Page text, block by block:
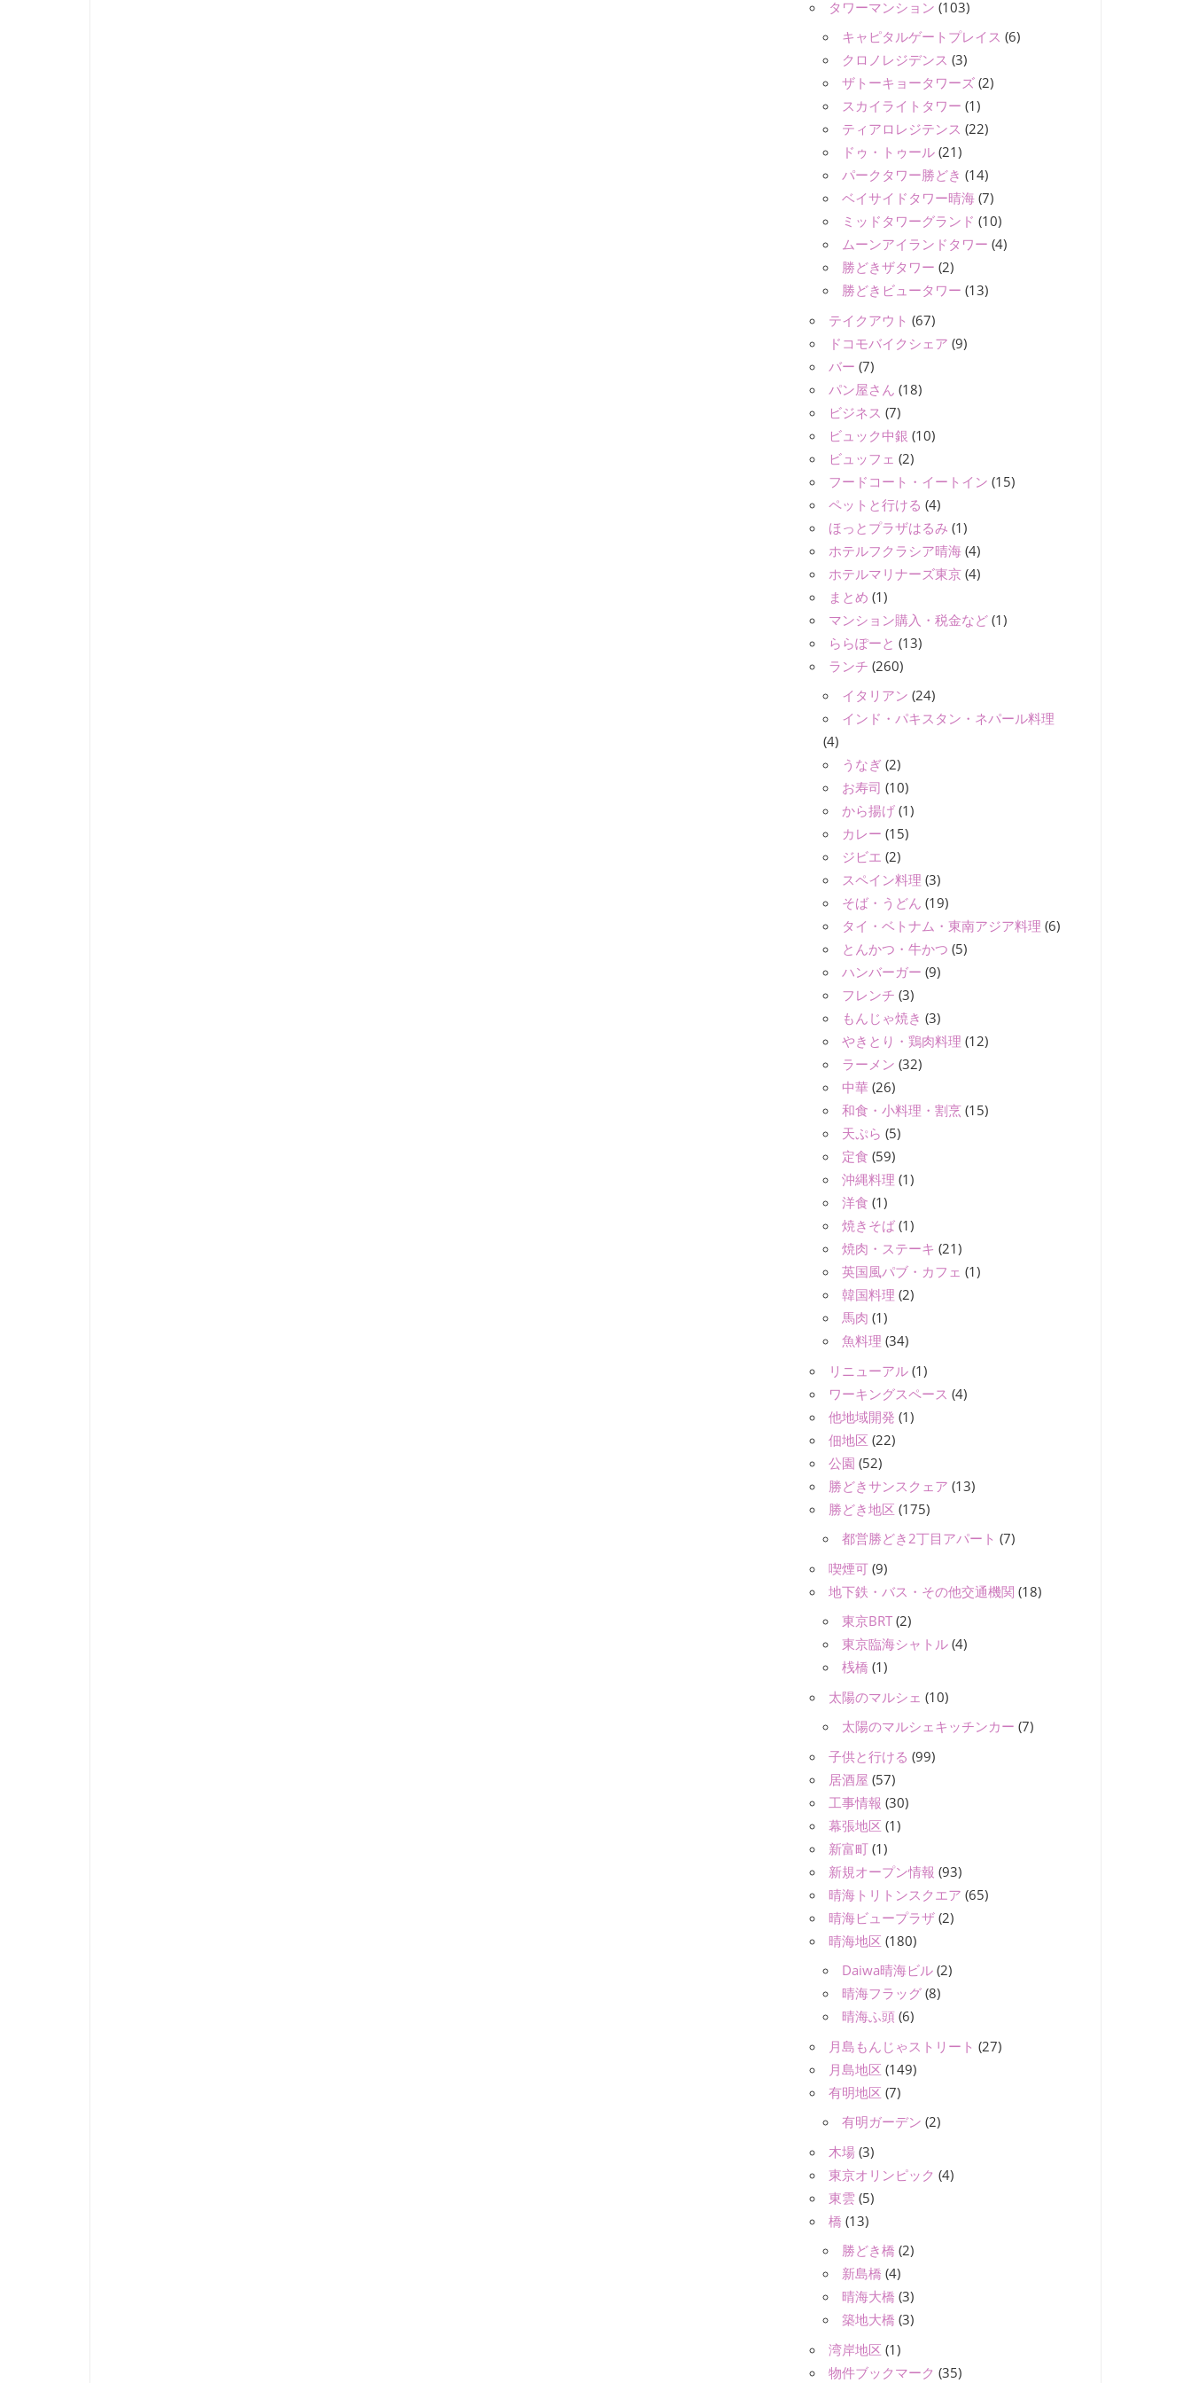
タワーマンション (103)
キャピタルゲートプレイス (6)
クロノレジデンス (3)
ザトーキョータワーズ (2)
スカイライトタワー (1)
ティアロレジテンス (22)
ドゥ・トゥール (21)
パークタワー勝どき (14)
ベイサイドタワー晴海 (7)
ミッドタワーグランド (10)
ムーンアイランドタワー (4)
勝どきザタワー (2)
勝どきビュータワー (13)
テイクアウト (67)
ドコモバイクシェア (9)
バー (7)
パン屋さん (18)
ビジネス (7)
ビュック中銀 (10)
ビュッフェ (2)
フードコート・イートイン (15)
ペットと行ける (4)
ほっとプラザはるみ (1)
ホテルフクラシア晴海 (4)
ホテルマリナーズ東京 (4)
まとめ (1)
マンション購入・税金など (1)
ららぽーと (13)
ランチ (260)
イタリアン (24)
インド・パキスタン・ネパール料理
(4)
うなぎ (2)
お寿司 (10)
から揚げ (1)
カレー (15)
ジビエ (2)
スペイン料理 (3)
そば・うどん (19)
タイ・ベトナム・東南アジア料理 (6)
とんかつ・牛かつ (5)
ハンバーガー (9)
フレンチ (3)
もんじゃ焼き (3)
やきとり・鶏肉料理 (12)
ラーメン (32)
中華 (26)
和食・小料理・割烹 (15)
天ぷら (5)
定食 (59)
沖縄料理 (1)
洋食 (1)
焼きそば (1)
焼肉・ステーキ (21)
英国風パブ・カフェ (1)
韓国料理 (2)
馬肉 (1)
魚料理 (34)
リニューアル (1)
ワーキングスペース (4)
他地域開発 (1)
佃地区 (22)
公園 (52)
勝どきサンスクェア (13)
勝どき地区 (175)
都営勝どき2丁目アパート (7)
喫煙可 (9)
地下鉄・バス・その他交通機関 (18)
東京BRT (2)
東京臨海シャトル (4)
桟橋 (1)
太陽のマルシェ (10)
太陽のマルシェキッチンカー (7)
子供と行ける (99)
居酒屋 (57)
工事情報 (30)
幕張地区 (1)
新富町 (1)
新規オープン情報 (93)
晴海トリトンスクエア (65)
晴海ビュープラザ (2)
晴海地区 (180)
Daiwa晴海ビル (2)
晴海フラッグ (8)
晴海ふ頭 (6)
月島もんじゃストリート (27)
月島地区 (149)
有明地区 (7)
有明ガーデン (2)
木場 (3)
東京オリンピック (4)
東雲 (5)
橋 (13)
勝どき橋 (2)
新島橋 (4)
晴海大橋 (3)
築地大橋 (3)
湾岸地区 (1)
物件ブックマーク (35)